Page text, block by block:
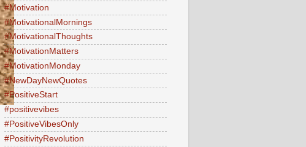
#Motivation
#MotivationalMornings
#MotivationalThoughts
#MotivationMatters
#MotivationMonday
#NewDayNewQuotes
#PositiveStart
#positivevibes
#PositiveVibesOnly
#PositivityRevolution